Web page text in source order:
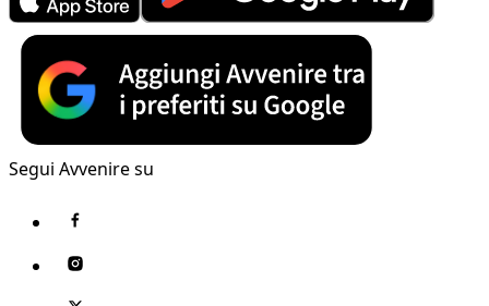
Segui Avvenire su